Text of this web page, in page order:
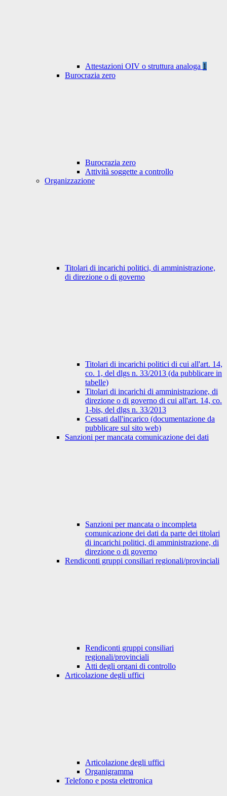
Attestazioni OIV o struttura analoga 1
Burocrazia zero
Burocrazia zero
Attività soggette a controllo
Organizzazione
Titolari di incarichi politici, di amministrazione,
di direzione o di governo
Titolari di incarichi politici di cui all'art. 14,
co. 1, del dlgs n. 33/2013 (da pubblicare in
tabelle)
Titolari di incarichi di amministrazione, di
direzione o di governo di cui all'art. 14, co.
1-bis, del dlgs n. 33/2013
Cessati dall'incarico (documentazione da
pubblicare sul sito web)
Sanzioni per mancata comunicazione dei dati
Sanzioni per mancata o incompleta
comunicazione dei dati da parte dei titolari
di incarichi politici, di amministrazione, di
direzione o di governo
Rendiconti gruppi consiliari regionali/provinciali
Rendiconti gruppi consiliari
regionali/provinciali
Atti degli organi di controllo
Articolazione degli uffici
Articolazione degli uffici
Organigramma
Telefono e posta elettronica